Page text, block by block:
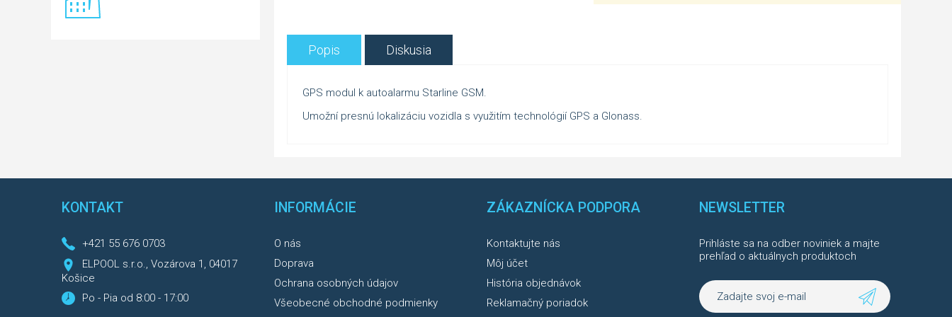
Popis Diskusia
GPS modul k autoalarmu Starline GSM.
Umožní presnú lokalizáciu vozidla s využitím technológií GPS a Glonass.
KONTAKT
+421 55 676 0703
ELPOOL s.r.o., Vozárova 1, 04017
Košice
Po - Pia od 8:00 - 17:00
INFORMÁCIE
O nás
Doprava
Ochrana osobných údajov
Všeobecné obchodné podmienky
ZÁKAZNÍCKA PODPORA
Kontaktujte nás
Môj účet
História objednávok
Reklamačný poriadok
NEWSLETTER
Prihláste sa na odber noviniek a majte
prehľad o aktuálnych produktoch